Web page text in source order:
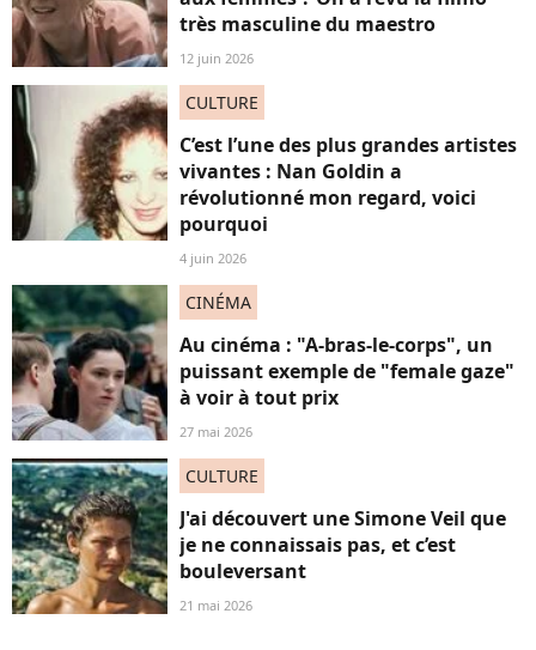
très masculine du maestro
12 juin 2026
CULTURE
C’est l’une des plus grandes artistes
vivantes : Nan Goldin a
révolutionné mon regard, voici
pourquoi
4 juin 2026
CINÉMA
Au cinéma : "A-bras-le-corps", un
puissant exemple de "female gaze"
à voir à tout prix
27 mai 2026
CULTURE
J'ai découvert une Simone Veil que
je ne connaissais pas, et c’est
bouleversant
21 mai 2026